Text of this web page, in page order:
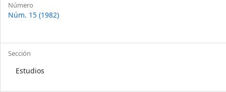
Número
Núm. 15 (1982)
Sección
Estudios